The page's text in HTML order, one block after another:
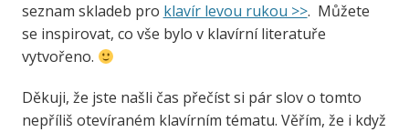
seznam skladeb pro klavír levou rukou >>. Můžete
se inspirovat, co vše bylo v klavírní literatuře
vytvořeno.
Děkuji, že jste našli čas přečíst si pár slov o tomto
nepříliš otevíraném klavírním tématu. Věřím, že i když